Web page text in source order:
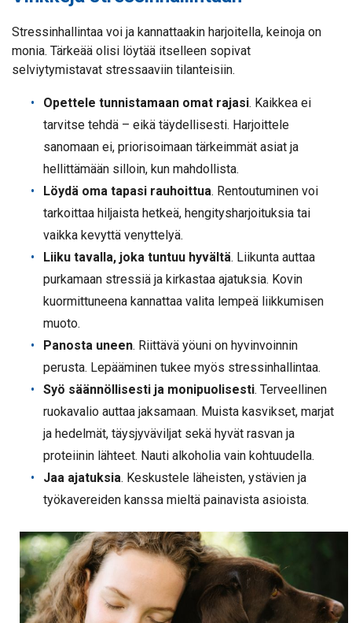
Stressinhallintaa voi ja kannattaakin harjoitella, keinoja on
monia. Tärkeää olisi löytää itselleen sopivat
selviytymistavat stressaaviin tilanteisiin.
Opettele tunnistamaan omat rajasi. Kaikkea ei
tarvitse tehdä – eikä täydellisesti. Harjoittele
sanomaan ei, priorisoimaan tärkeimmät asiat ja
hellittämään silloin, kun mahdollista.
Löydä oma tapasi rauhoittua. Rentoutuminen voi
tarkoittaa hiljaista hetkeä, hengitysharjoituksia tai
vaikka kevyttä venyttelyä.
Liiku tavalla, joka tuntuu hyvältä. Liikunta auttaa
purkamaan stressiä ja kirkastaa ajatuksia. Kovin
kuormittuneena kannattaa valita lempeä liikkumisen
muoto.
Panosta uneen. Riittävä yöuni on hyvinvoinnin
perusta. Lepääminen tukee myös stressinhallintaa.
Syö säännöllisesti ja monipuolisesti. Terveellinen
ruokavalio auttaa jaksamaan. Muista kasvikset, marjat
ja hedelmät, täysjyväviljat sekä hyvät rasvan ja
proteiinin lähteet. Nauti alkoholia vain kohtuudella.
Jaa ajatuksia. Keskustele läheisten, ystävien ja
työkavereiden kanssa mieltä painavista asioista.